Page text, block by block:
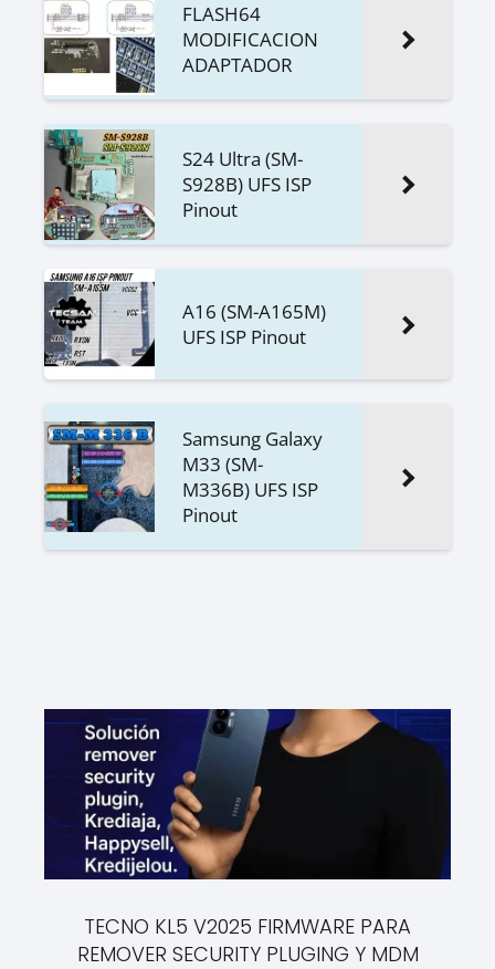
FLASH64
MODIFICACION
ADAPTADOR
S24 Ultra (SM-
S928B) UFS ISP
Pinout
A16 (SM-A165M)
UFS ISP Pinout
Samsung Galaxy
M33 (SM-
M336B) UFS ISP
Pinout
TECNO KL5 V2025 FIRMWARE PARA
REMOVER SECURITY PLUGING Y MDM